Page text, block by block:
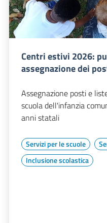
Centri estivi 2026:
assegnazione dei
Assegnazione posti e
scuola dell'infanzia
anni statali
Servizi per le scuole
Inclusione scolastica